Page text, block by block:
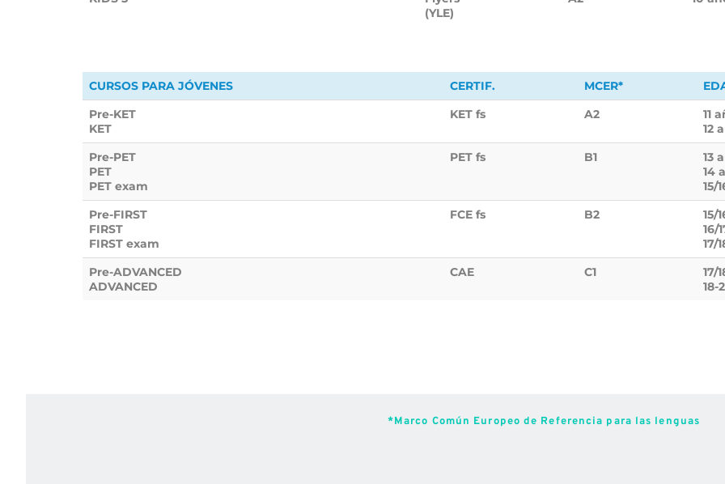
(YLE)
CURSOS PARA JÓVENES CERTIF. MCER*
Pre-KET
KET
KET fs A2
11
12
Pre-PET
PET
PET exam
PET fs B1
13
14
15/
Pre-FIRST
FIRST
FIRST exam
FCE fs B2
15/
16/
17/
Pre-ADVANCED
ADVANCED
CAE C1
17/
18-
*Marco Común Europeo de Referencia para las lenguas